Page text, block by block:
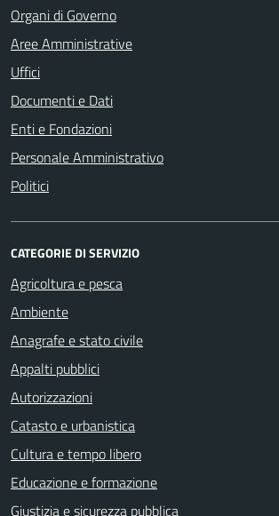
Organi di Governo
Aree Amministrative
Uffici
Documenti e Dati
Enti e Fondazioni
Personale Amministrativo
Politici
CATEGORIE DI SERVIZIO
Agricoltura e pesca
Ambiente
Anagrafe e stato civile
Appalti pubblici
Autorizzazioni
Catasto e urbanistica
Cultura e tempo libero
Educazione e formazione
Giustizia e sicurezza pubblica